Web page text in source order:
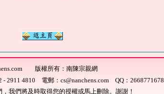
版權所有：南陳宗親網
2911 4810 電郵：cs@nanchens.com QQ：2668771678
我們將及時取得您的授權或馬上刪除。謝謝！